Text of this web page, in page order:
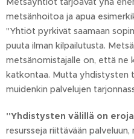
metsänhoitoa ja apua
"Yhtiöt pyrkivät saamaan
puuta ilman kilpailutusta.
metsänomistajalle on, että ne
katkontaa. Mutta yhdistysten
muidenkin palvelujen
"Yhdistysten välillä on eroja
resursseja riittävään